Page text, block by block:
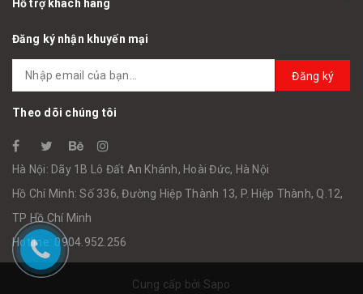
Hỗ trợ khách hàng
Đăng ký nhận khuyến mại
Đăng ký
Theo dõi chúng tôi
Hà Nội: Dãy 1B Lô Đất An Khánh, Hoài Đức, Hà Nội
Hồ Chí Minh: Số 336, Đường Hiệp Thành 13, P. Hiệp Thành, Q.12,
TP Hồ Chí Minh
Hotline: 0904.952.256
Cung cấp bởi Sapo